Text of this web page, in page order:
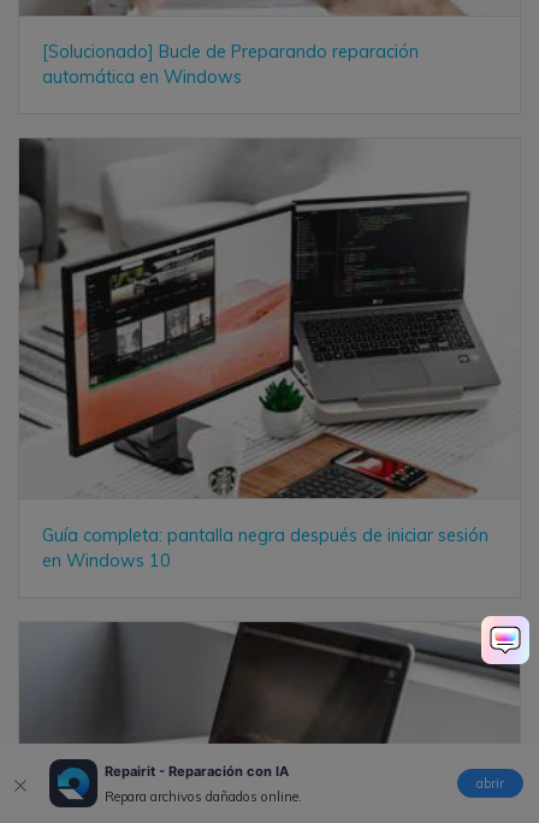
Repairit - Reparación con IA
Repara archivos dañados online.
abrir
[Solucionado] Bucle de Preparando reparación
automática en Windows
Guía completa: pantalla negra después de iniciar sesión
en Windows 10